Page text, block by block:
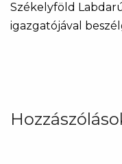
Székelyföld
igazgatójával